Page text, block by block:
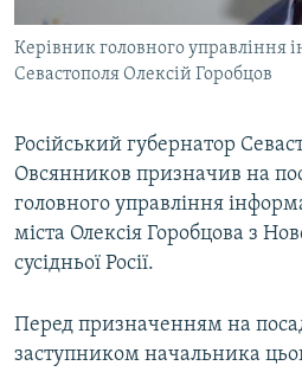
УКРАЇНСЬКА ПРОБЛЕМА КРИМУ
ІНФОГРАФІКА
ДОЛУЧАЙСЯ!
Усі сайти RFE/RL
Керівник головного управління
Севастополя Олексій Горобцов
Російський губернатор
Овсянников призначив на
головного управління
міста Олексія Горобцова з
сусідньої Росії.
Перед призначенням на
заступником начальника